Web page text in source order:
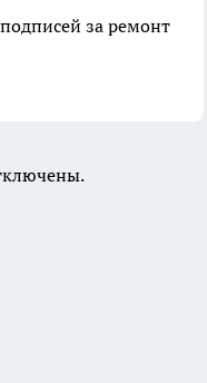
за ремонт